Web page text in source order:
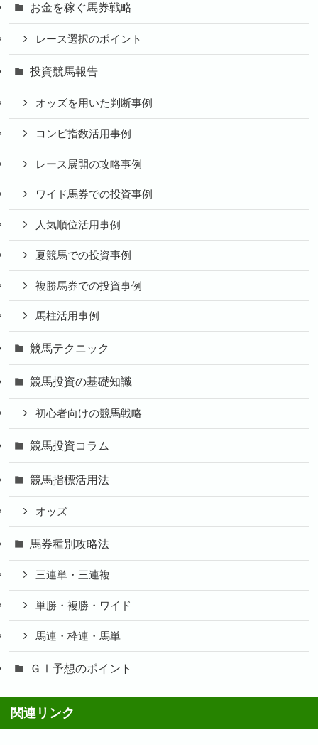
お金を稼ぐ馬券戦略
レース選択のポイント
投資競馬報告
オッズを用いた判断事例
コンピ指数活用事例
レース展開の攻略事例
ワイド馬券での投資事例
人気順位活用事例
夏競馬での投資事例
複勝馬券での投資事例
馬柱活用事例
競馬テクニック
競馬投資の基礎知識
初心者向けの競馬戦略
競馬投資コラム
競馬指標活用法
オッズ
馬券種別攻略法
三連単・三連複
単勝・複勝・ワイド
馬連・枠連・馬単
ＧⅠ予想のポイント
関連リンク